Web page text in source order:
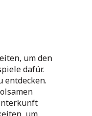
um den
dafür.
entdecken.